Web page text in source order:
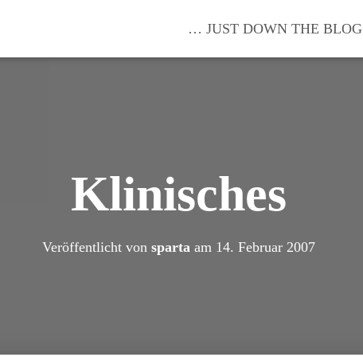
… JUST DOWN THE BLOG
Klinisches
Veröffentlicht von spartaam 14. Februar 2007